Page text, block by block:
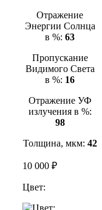
Отражение
Энергии Солнца
в %:63
Пропускание
Видимого Света
в %: 16
Отражение УФ
излучения в %:
98
Толщина, мкм: 42
10 000 ₽
Цвет: